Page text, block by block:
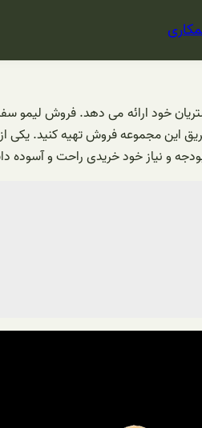
خود ارائه می دهد. فروش لیمو
این مجموعه فروش تهیه کنید. یکی
و نیاز خود خریدی راحت و آسوده